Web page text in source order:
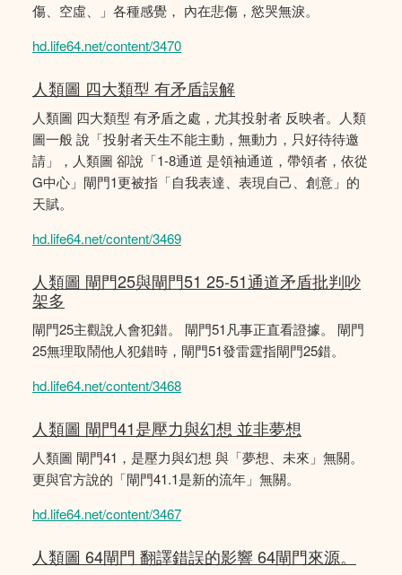
傷、空虛、」各種感覺， 內在悲傷，慾哭無淚。
hd.life64.net/content/3470
人類圖 四大類型 有矛盾誤解
人類圖 四大類型 有矛盾之處，尤其投射者 反映者。人類
圖一般 說「投射者天生不能主動，無動力，只好待待邀
請」，人類圖 卻說「1-8通道 是領袖通道，帶領者，依從
G中心」閘門1更被指「自我表達、表現自己、創意」的
天賦。
hd.life64.net/content/3469
人類圖 閘門25與閘門51 25-51通道矛盾批判吵
架多
閘門25主觀說人會犯錯。 閘門51凡事正直看證據。 閘門
25無理取鬧他人犯錯時，閘門51發雷霆指閘門25錯。
hd.life64.net/content/3468
人類圖 閘門41是壓力與幻想 並非夢想
人類圖 閘門41，是壓力與幻想 與「夢想、未來」無關。
更與官方說的「閘門41.1是新的流年」無關。
hd.life64.net/content/3467
人類圖 64閘門 翻譯錯誤的影響 64閘門來源。